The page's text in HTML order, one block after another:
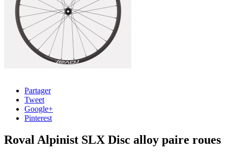
Partager
Tweet
Google+
Pinterest
Roval Alpinist SLX Disc alloy paire roues